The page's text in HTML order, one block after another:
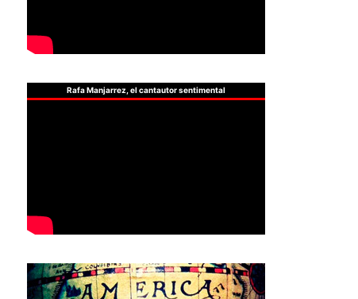
Rafa Manjarrez, el cantautor sentimental